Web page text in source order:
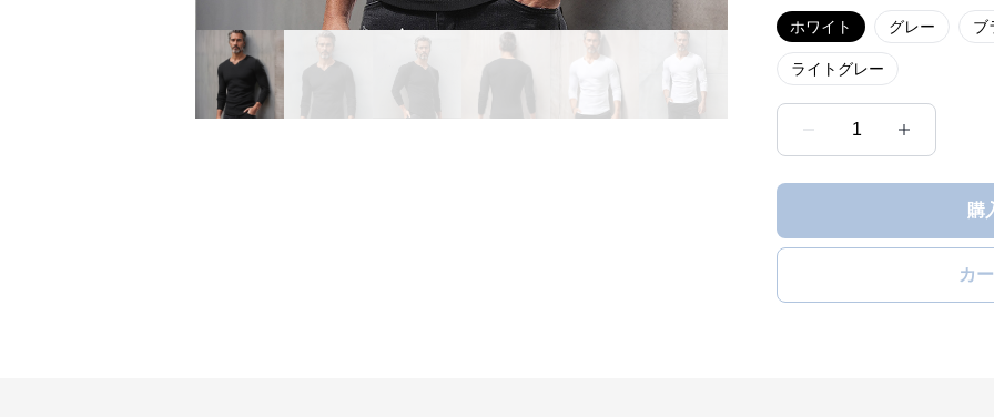
ホワイト グレー ブ
ライトグレー
1
購
カ